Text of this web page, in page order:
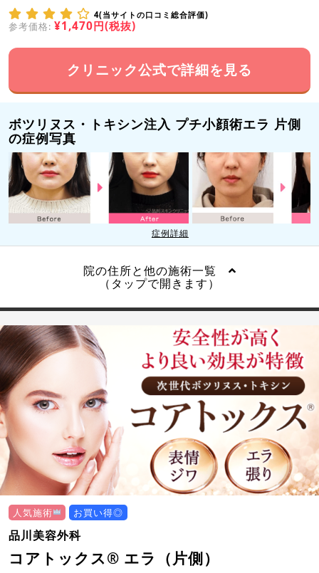
4(当サイトの口コミ総合評価)
参考価格: ¥1,470円(税抜)
クリニック公式で詳細を見る
ボツリヌス・トキシン注入 プチ小顔術エラ 片側
の症例写真
症例詳細
院の住所と他の施術一覧
（タップで開きます）
人気施術 お買い得◎
品川美容外科
コアトックス® エラ（片側）